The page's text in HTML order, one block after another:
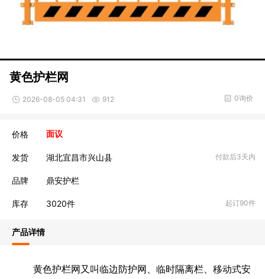
黄色护栏网
2026-08-05 04:31 912 0询价
价格 面议
发货 湖北宜昌市兴山县 付款后3天内
品牌 鼎安护栏
库存 3020件 起订90件
产品详情
黄色护栏网又叫临边防护网、临时隔离栏、移动式安